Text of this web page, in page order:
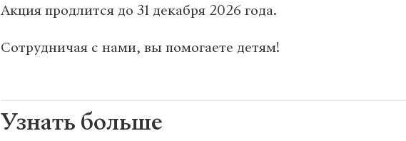
Акция продлится до 31 декабря 2026 года.
Сотрудничая с нами, вы помогаете детям!
Узнать больше